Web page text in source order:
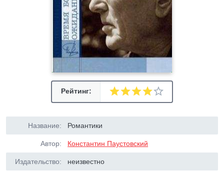
Рейтинг:
Название: Романтики
Автор: Константин Паустовский
Издательство: неизвестно